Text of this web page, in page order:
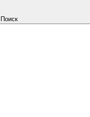
Поиск